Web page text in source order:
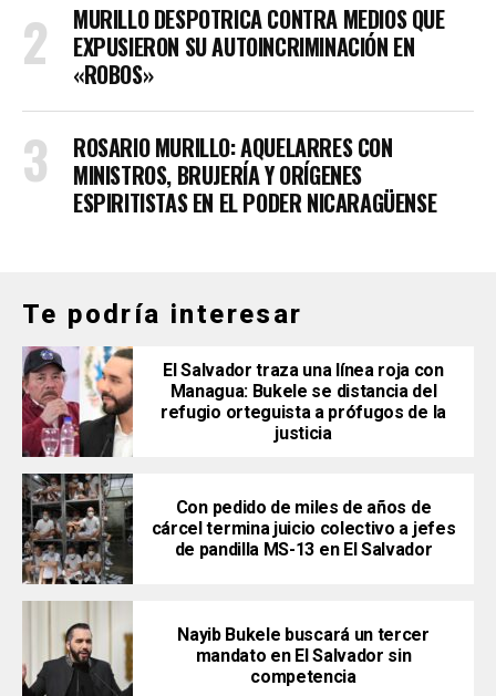
MURILLO DESPOTRICA CONTRA MEDIOS QUE
EXPUSIERON SU AUTOINCRIMINACIÓN EN
«ROBOS»
ROSARIO MURILLO: AQUELARRES CON
MINISTROS, BRUJERÍA Y ORÍGENES
ESPIRITISTAS EN EL PODER NICARAGÜENSE
Te podría interesar
El Salvador traza una línea roja con
Managua: Bukele se distancia del
refugio orteguista a prófugos de la
justicia
Con pedido de miles de años de
cárcel termina juicio colectivo a jefes
de pandilla MS-13 en El Salvador
Nayib Bukele buscará un tercer
mandato en El Salvador sin
competencia